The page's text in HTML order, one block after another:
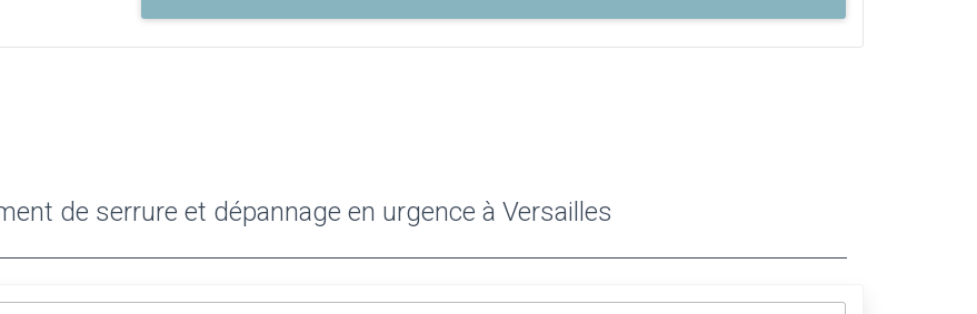
de serrure et dépannage en urgence à Versailles